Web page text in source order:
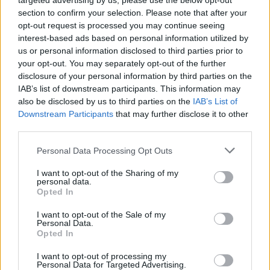
section to confirm your selection. Please note that after your
opt-out request is processed you may continue seeing
interest-based ads based on personal information utilized by
us or personal information disclosed to third parties prior to
your opt-out. You may separately opt-out of the further
disclosure of your personal information by third parties on the
IAB’s list of downstream participants. This information may
also be disclosed by us to third parties on the IAB’s List of
Downstream Participants that may further disclose it to other
Personal Data Processing Opt Outs
I want to opt-out of the Sharing of my
personal data.
Opted In
I want to opt-out of the Sale of my
Personal Data.
Opted In
I want to opt-out of processing my
Personal Data for Targeted Advertising.
który wywoła skłonność do popełniania
kolejnych grzechów. Jednym z nich może być
chociażby nieuczciwość – jeśli lenistwo
uniemożliwia dojście do określonego celu za
pomocą uczciwej i ciężkiej pracy, w umyśle
może pojawić się pomysł na oszustwo, które
zagwarantuje zdobycie pożądanego dobra.
Lenistwo jest grzechem jeżeli dotyczy relacji z
Bogiem. Niechęć do regularnego uczestnictwa
sakramentów czy modlenia się bardzo często
wynika właśnie z lenistwa. Wiarę należy
pielęgnować i dbać o nią – a do tego niezbędne
są pokłady zaangażowania i motywacji.
Lenistwo, a spowiedź